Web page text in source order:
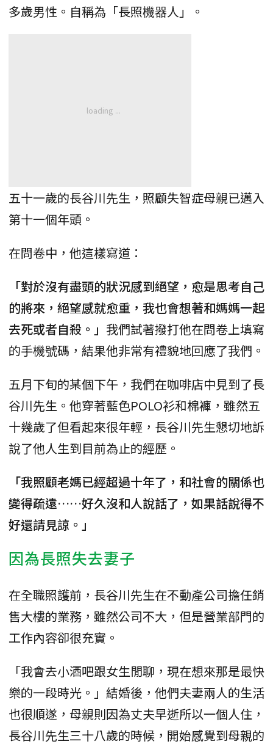
多歲男性。自稱為「長照機器人」。
五十一歲的長谷川先生，照顧失智症母親已邁入
第十一個年頭。
在問卷中，他這樣寫道：
「對於沒有盡頭的狀況感到絕望，愈是思考自己
的將來，絕望感就愈重，我也會想著和媽媽一起
去死或者自殺。」 我們試著撥打他在問卷上填寫
的手機號碼，結果他非常有禮貌地回應了我們。
五月下旬的某個下午，我們在咖啡店中見到了長
谷川先生。他穿著藍色POLO衫和棉褲，雖然五
十幾歲了但看起來很年輕，長谷川先生懇切地訴
說了他人生到目前為止的經歷。
「我照顧老媽已經超過十年了，和社會的關係也
變得疏遠……好久沒和人說話了，如果話說得不
好還請見諒。」
因為長照失去妻子
在全職照護前，長谷川先生在不動產公司擔任銷
售大樓的業務，雖然公司不大，但是營業部門的
工作內容卻很充實。
「我會去小酒吧跟女生閒聊，現在想來那是最快
樂的一段時光。」結婚後，他們夫妻兩人的生活
也很順遂，母親則因為丈夫早逝所以一個人住，
長谷川先生三十八歲的時候，開始感覺到母親的